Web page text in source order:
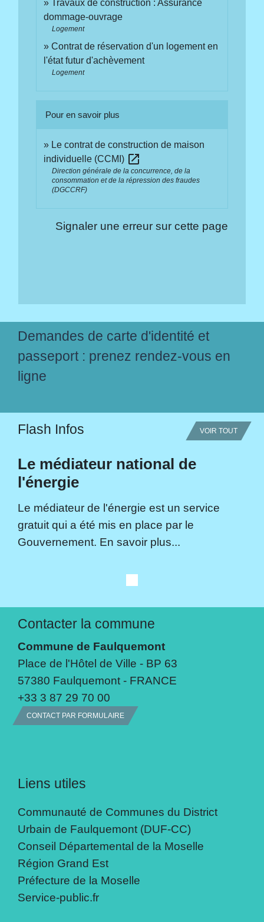
Travaux de construction : Assurance
dommage-ouvrage
Logement
Contrat de réservation d'un logement en
l'état futur d'achèvement
Logement
Pour en savoir plus
Le contrat de construction de maison
individuelle (CCMI) open_in_new
Direction générale de la concurrence, de la
consommation et de la répression des fraudes
(DGCCRF)
Signaler une erreur sur cette page
Demandes de carte d'identité et
passeport : prenez rendez-vous en
ligne
Flash Infos VOIR TOUT
Le médiateur national de
l'énergie
Le médiateur de l'énergie est un service
gratuit qui a été mis en place par le
Gouvernement. En savoir plus...
Contacter la commune
Commune de Faulquemont
Place de l'Hôtel de Ville - BP 63
57380 Faulquemont - FRANCE
+33 3 87 29 70 00
CONTACT PAR FORMULAIRE
Liens utiles
Communauté de Communes du District
Urbain de Faulquemont (DUF-CC)
Conseil Départemental de la Moselle
Région Grand Est
Préfecture de la Moselle
Service-public.fr